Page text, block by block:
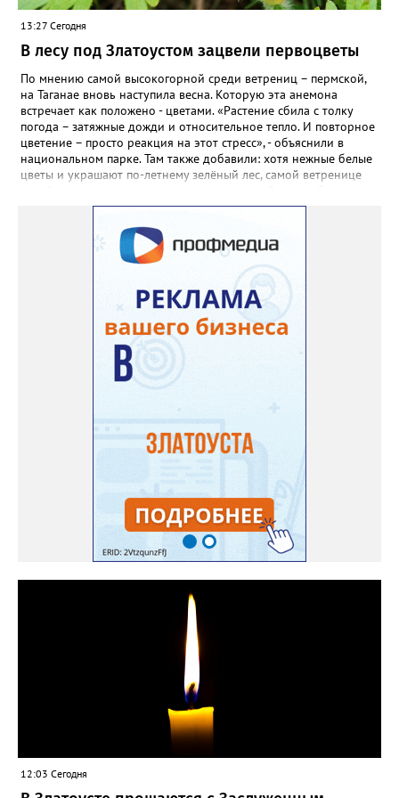
садовод советует сразу убрать семена в холодильник на два
месяца, а место посадки - мульчировать мелкой корой. Семена
самосевом в ней отлично прорастают. Если иногда срезать
сухие цветы и стряхивать семена вокруг куртины, лаванда
весной прорастет сама. Ещё один секрет – этот символ
Прованса не любит «вкусную» почву. Добавляйте в посадочную
яму гравий и песок – требуется хороший дренаж. В первый год
Екатерина рекомендует цветы убирать, чтобы силы куста
пошли на наращивание корневой системы. А со второго года
пусть лаванда цветёт во всю силу! Фото: Екатерина Бойко,
специально для «Златоуст.инфо». Обсуждение новости здесь
13:27 Сегодня
В лесу под Златоустом зацвели первоцветы
По мнению самой высокогорной среди ветрениц – пермской,
на Таганае вновь наступила весна. Которую эта анемона
встречает как положено - цветами. «Растение сбила с толку
погода – затяжные дожди и относительное тепло. И повторное
цветение – просто реакция на этот стресс», - объяснили в
национальном парке. Там также добавили: хотя нежные белые
цветы и украшают по-летнему зелёный лес, самой ветренице
силы перед долгой зимовкой.
12:03 Сегодня